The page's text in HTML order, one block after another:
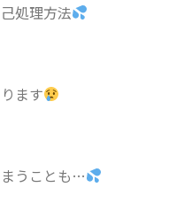
処理方法
ます
うことも…